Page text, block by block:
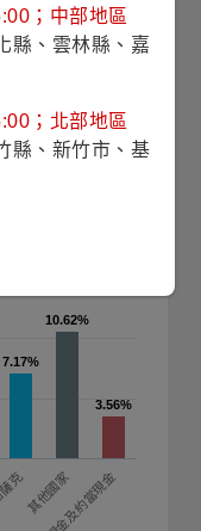
7.17%
7.17%
10.62%
10.62%
3.56%
3.56%
克其他國家
現金及約當現金
；中部地區
縣、雲林縣、嘉
；北部地區
縣、新竹市、基